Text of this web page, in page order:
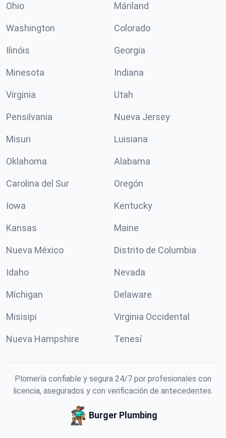
Ohio Máriland
Washington Colorado
Ilinóis Georgia
Minesota Indiana
Virginia Utah
Pensilvania Nueva Jersey
Misuri Luisiana
Oklahoma Alabama
Carolina del Sur Oregón
Iowa Kentucky
Kansas Maine
Nueva México Distrito de Columbia
Idaho Nevada
Míchigan Delaware
Misisipi Virginia Occidental
Nueva Hampshire Tenesí
Plomería confiable y segura 24/7 por profesionales con
licencia, asegurados y con verificación de antecedentes.
Burger Plumbing